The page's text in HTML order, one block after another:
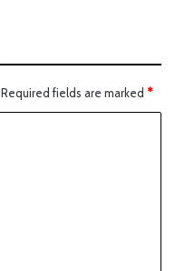
Required fields are marked *